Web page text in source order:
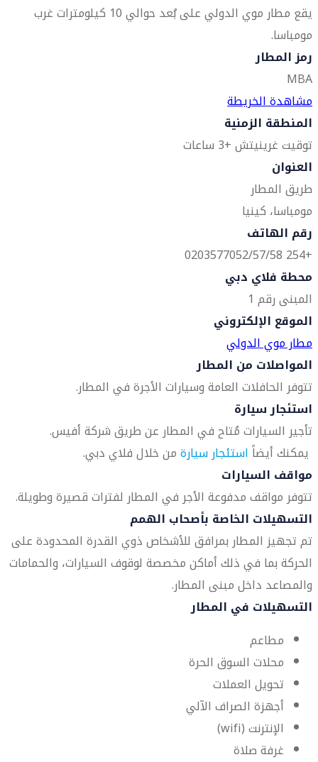
يقع مطار موي الدولي على بُعد حوالي 10 كيلومترات غرب
مومباسا.
رمز المطار
MBA
مشاهدة الخريطة
المنطقة الزمنية
توقيت غرينيتش +3 ساعات
العنوان
طريق المطار
مومباسا، كينيا
رقم الهاتف
+254 0203577052/57/58
محطة فلاي دبي
المبنى رقم 1
الموقع الإلكتروني
مطار موي الدولي
المواصلات من المطار
تتوفر الحافلات العامة وسيارات الأجرة في المطار.
استئجار سيارة
تأجير السيارات مُتاح في المطار عن طريق شركة أفيس.
يمكنك أيضاًاستئجار سيارةمن خلال فلاي دبي.
مواقف السيارات
تتوفر مواقف مدفوعة الأجر في المطار لفترات قصيرة وطويلة.
التسهيلات الخاصة بأصحاب الهمم
تم تجهيز المطار بمرافق للأشخاص ذوي القدرة المحدودة على
الحركة بما في ذلك أماكن مخصصة لوقوف السيارات، والحمامات
والمصاعد داخل مبنى المطار.
التسهيلات في المطار
مطاعم
محلات السوق الحرة
تحويل العملات
أجهزة الصراف الآلي
الإنترنت (wifi)
غرفة صلاة